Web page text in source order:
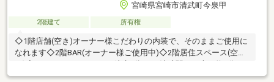
宮崎県宮崎市清武町今泉甲
2階建て 所有権
◇1階店舗(空き)オーナー様こだわりの内装で、そのままご使用に
なれます◇2階BAR(オーナー様ご使用中)◇2階居住スペース(空
す＼全国900店舗のセンチュリー21／専門性と丁寧迅速な顧客対